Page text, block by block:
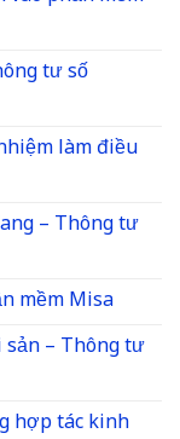
tư số
làm điều
– Thông tư
mềm Misa
– Thông tư
hợp tác kinh